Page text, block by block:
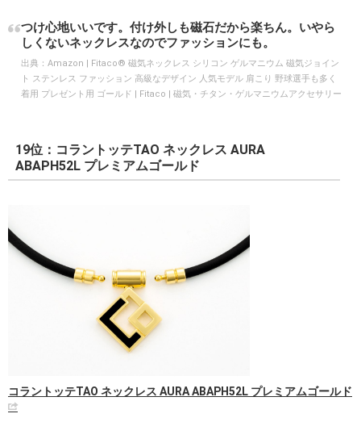
つけ心地いいです。付け外しも磁石だから楽ちん。いやら
しくないネックレスなのでファッションにも。
出典： Amazon | Fitaco® 磁気ネックレス シリコン ゲルマニウム 磁気ジョイン
ト ステンレス ファッション 高級なデザイン 人気モデル 肩こり 野球選手も多く
着用 プレゼント用 ゴールド | Fitaco | 磁気・チタン・ゲルマニウムアクセサリー
19位：コラントッテTAO ネックレス AURA
ABAPH52L プレミアムゴールド
コラントッテTAO ネックレス AURA ABAPH52L プレミアムゴールド